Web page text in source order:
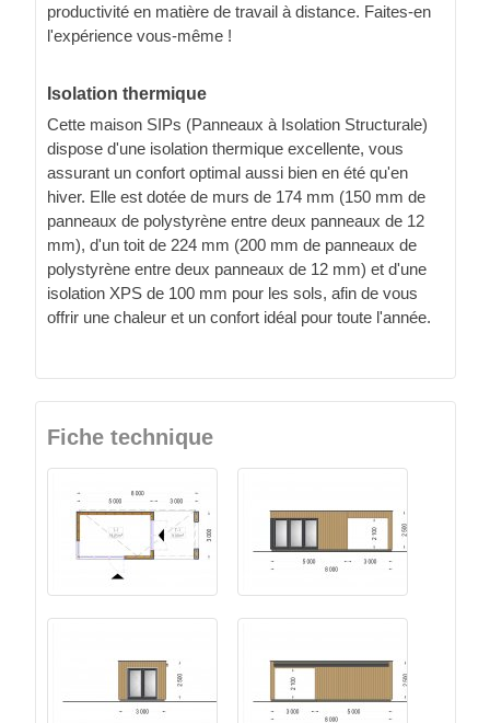
productivité en matière de travail à distance. Faites-en
l'expérience vous-même !
Isolation thermique
Cette maison SIPs (Panneaux à Isolation Structurale)
dispose d'une isolation thermique excellente, vous
assurant un confort optimal aussi bien en été qu'en
hiver. Elle est dotée de murs de 174 mm (150 mm de
panneaux de polystyrène entre deux panneaux de 12
mm), d'un toit de 224 mm (200 mm de panneaux de
polystyrène entre deux panneaux de 12 mm) et d'une
isolation XPS de 100 mm pour les sols, afin de vous
offrir une chaleur et un confort idéal pour toute l'année.
Fiche technique